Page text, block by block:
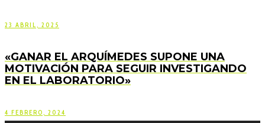
23 ABRIL, 2025
«GANAR EL ARQUÍMEDES SUPONE UNA
MOTIVACIÓN PARA SEGUIR INVESTIGANDO
EN EL LABORATORIO»
4 FEBRERO, 2024